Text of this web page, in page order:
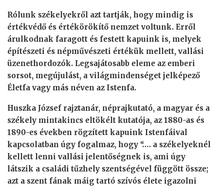
Rólunk székelyekről azt tartják, hogy mindig is
értékvédő és értékörökítő nemzet voltunk. Erről
árulkodnak faragott és festett kapuink is, melyek
építészeti és népművészeti értékük mellett, vallási
üzenethordozók. Legsajátosabb eleme az emberi
sorsot, megújulást, a világmindenséget jelképező
Életfa vagy más néven az Istenfa.
Huszka József rajztanár, néprajkutató, a magyar és a
székely mintakincs eltökélt kutatója, az 1880-as és
1890-es években rögzített kapuink Istenfáival
kapcsolatban úgy fogalmaz, hogy “…. a székelyeknél
kellett lenni vallási jelentőségnek is, ami úgy
látszik a családi tűzhely szentségével függött össze;
azt a szent fának máig tartó szívós élete igazolni